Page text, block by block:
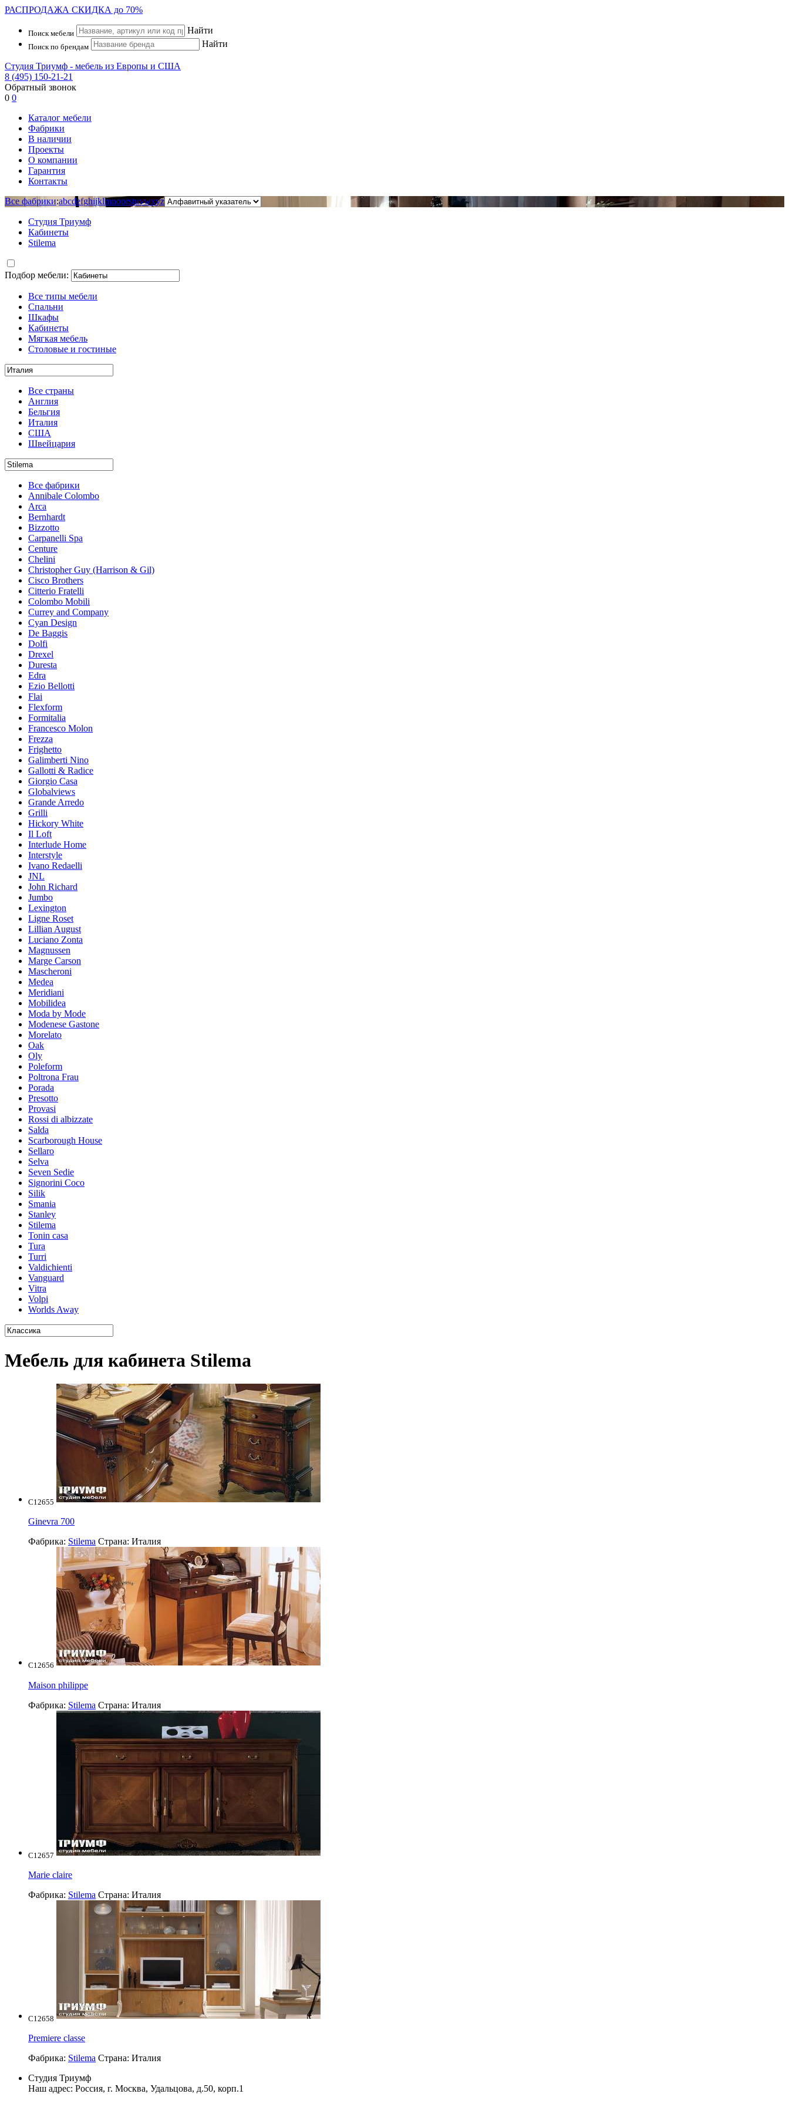
РАСПРОДАЖА СКИДКА до 70%
Поиск мебели Найти
Поиск по брендам Найти
Студия Триумф - мебель из Европы и США
8 (495) 150-21-21
Обратный звонок
0 0
Каталог мебели
Фабрики
В наличии
Проекты
О компании
Гарантия
Контакты
Все фабрики:abcdefghijklmnoprstuvwxyz
Студия Триумф
Кабинеты
Stilema
Подбор мебели:
Все типы мебели
Спальни
Шкафы
Кабинеты
Мягкая мебель
Столовые и гостиные
Все страны
Англия
Бельгия
Италия
США
Швейцария
Все фабрики
Annibale Colombo
Arca
Bernhardt
Bizzotto
Carpanelli Spa
Centure
Chelini
Christopher Guy (Harrison & Gil)
Cisco Brothers
Citterio Fratelli
Colombo Mobili
Currey and Company
Cyan Design
De Baggis
Dolfi
Drexel
Duresta
Edra
Ezio Bellotti
Flai
Flexform
Formitalia
Francesco Molon
Frezza
Frighetto
Galimberti Nino
Gallotti & Radice
Giorgio Casa
Globalviews
Grande Arredo
Grilli
Hickory White
Il Loft
Interlude Home
Interstyle
Ivano Redaelli
JNL
John Richard
Jumbo
Lexington
Ligne Roset
Lillian August
Luciano Zonta
Magnussen
Marge Carson
Mascheroni
Medea
Meridiani
Mobilidea
Moda by Mode
Modenese Gastone
Morelato
Oak
Oly
Poleform
Poltrona Frau
Porada
Presotto
Provasi
Rossi di albizzate
Salda
Scarborough House
Sellaro
Selva
Seven Sedie
Signorini Coco
Silik
Smania
Stanley
Stilema
Tonin casa
Tura
Turri
Valdichienti
Vanguard
Vitra
Volpi
Worlds Away
Мебель для кабинета Stilema
C12655
Ginevra 700
Фабрика: Stilema Страна: Италия
C12656
Maison philippe
Фабрика: Stilema Страна: Италия
C12657
Marie claire
Фабрика: Stilema Страна: Италия
C12658
Premiere classe
Фабрика: Stilema Страна: Италия
Студия Триумф
Наш адрес: Россия, г. Москва, Удальцова, д.50, корп.1